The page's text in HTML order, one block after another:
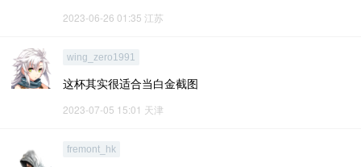
2023-06-26 01:35 江苏
wing_zero1991
这杯其实很适合当白金截图
2023-07-05 15:01 天津
fremont_hk